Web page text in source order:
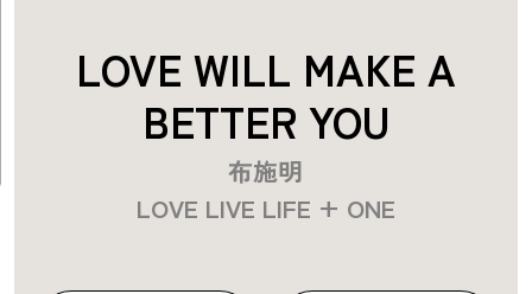
LOVE WILL MAKE A
BETTER YOU
布施明
LOVE LIVE LIFE + ONE